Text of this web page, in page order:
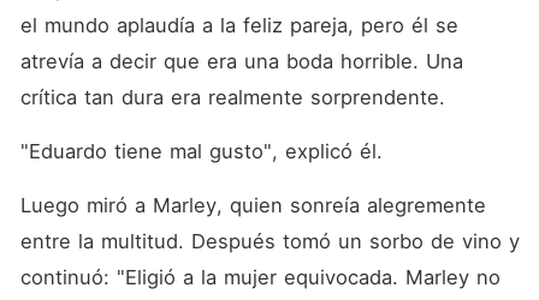
el mundo aplaudía a la feliz pareja, pero él se
atrevía a decir que era una boda horrible. Una
crítica tan dura era realmente sorprendente.
"Eduardo tiene mal gusto", explicó él.
Luego miró a Marley, quien sonreía alegremente
entre la multitud. Después tomó un sorbo de vino y
continuó: "Eligió a la mujer equivocada. Marley no